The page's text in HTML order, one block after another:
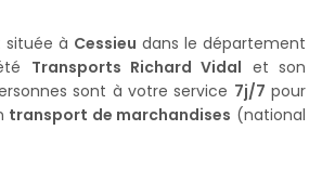
située à Cessieu dans le département
Transports Richard Vidal et son
sont à votre service 7j/7 pour
transport de marchandises (national